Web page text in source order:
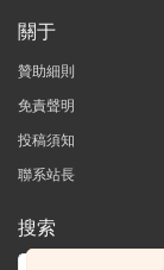
關于
贊助細則
免責聲明
投稿須知
聯系站長
搜索